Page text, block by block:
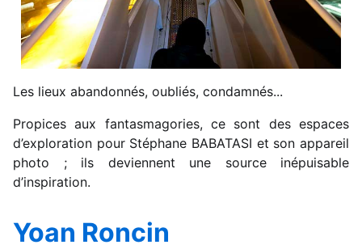
Les lieux abandonnés, oubliés, condamnés...
Propices aux fantasmagories, ce sont des espaces
d’exploration pour Stéphane BABATASI et son appareil
photo ; ils deviennent une source inépuisable
d’inspiration.
Yoan Roncin